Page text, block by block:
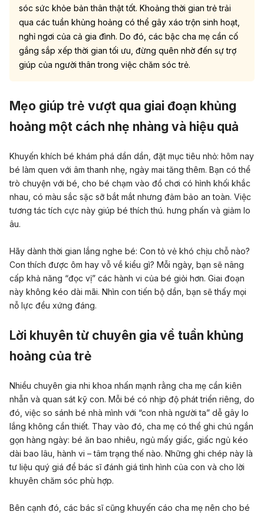
sóc sức khỏe bản thân thật tốt. Khoảng thời gian trẻ trải
qua các tuần khủng hoảng có thể gây xáo trộn sinh hoạt,
nghỉ ngơi của cả gia đình. Do đó, các bậc cha mẹ cần cố
gắng sắp xếp thời gian tối ưu, đừng quên nhờ đến sự trợ
giúp của người thân trong việc chăm sóc trẻ.
Mẹo giúp trẻ vượt qua giai đoạn khủng
hoảng một cách nhẹ nhàng và hiệu quả
Khuyến khích bé khám phá dần dần, đặt mục tiêu nhỏ: hôm nay
bé làm quen với âm thanh nhẹ, ngày mai tăng thêm. Bạn có thể
trò chuyện với bé, cho bé chạm vào đồ chơi có hình khối khắc
nhau, có màu sắc sặc sỡ bắt mắt nhưng đảm bảo an toàn. Việc
tương tác tích cực này giúp bé thích thú. hưng phấn và giảm lo
âu.
Hãy dành thời gian lắng nghe bé: Con tỏ vẻ khó chịu chỗ nào?
Con thích được ôm hay vỗ về kiểu gì? Mỗi ngày, bạn sẽ nâng
cấp khả năng “đọc vị” các hành vi của bé giỏi hơn. Giai đoạn
này không kéo dài mãi. Nhìn con tiến bộ dần, bạn sẽ thấy mọi
nỗ lực đều xứng đáng.
Lời khuyên từ chuyên gia về tuần khủng
hoảng của trẻ
Nhiều chuyên gia nhi khoa nhấn mạnh rằng cha mẹ cần kiên
nhẫn và quan sát kỹ con. Mỗi bé có nhịp độ phát triển riêng, do
đó, việc so sánh bé nhà mình với “con nhà người ta” dễ gây lo
lắng không cần thiết. Thay vào đó, cha mẹ có thể ghi chú ngắn
gọn hàng ngày: bé ăn bao nhiêu, ngủ mấy giấc, giấc ngủ kéo
dài bao lâu, hành vi – tâm trạng thế nào. Những ghi chép này là
tư liệu quý giá để bác sĩ đánh giá tình hình của con và cho lời
khuyên chăm sóc phù hợp.
Bên cạnh đó, các bác sĩ cũng khuyến cáo cha mẹ nên cho bé